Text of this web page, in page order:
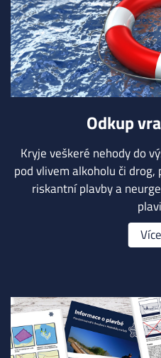
Odkup
Kryje veškeré nehody do
pod vlivem alkoholu či drog,
riskantní plavby a
Více